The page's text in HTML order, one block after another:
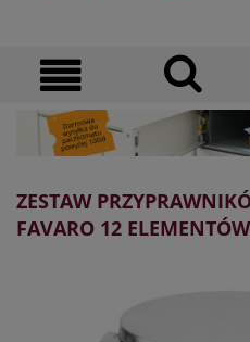
ZESTAW
FAVARO 12